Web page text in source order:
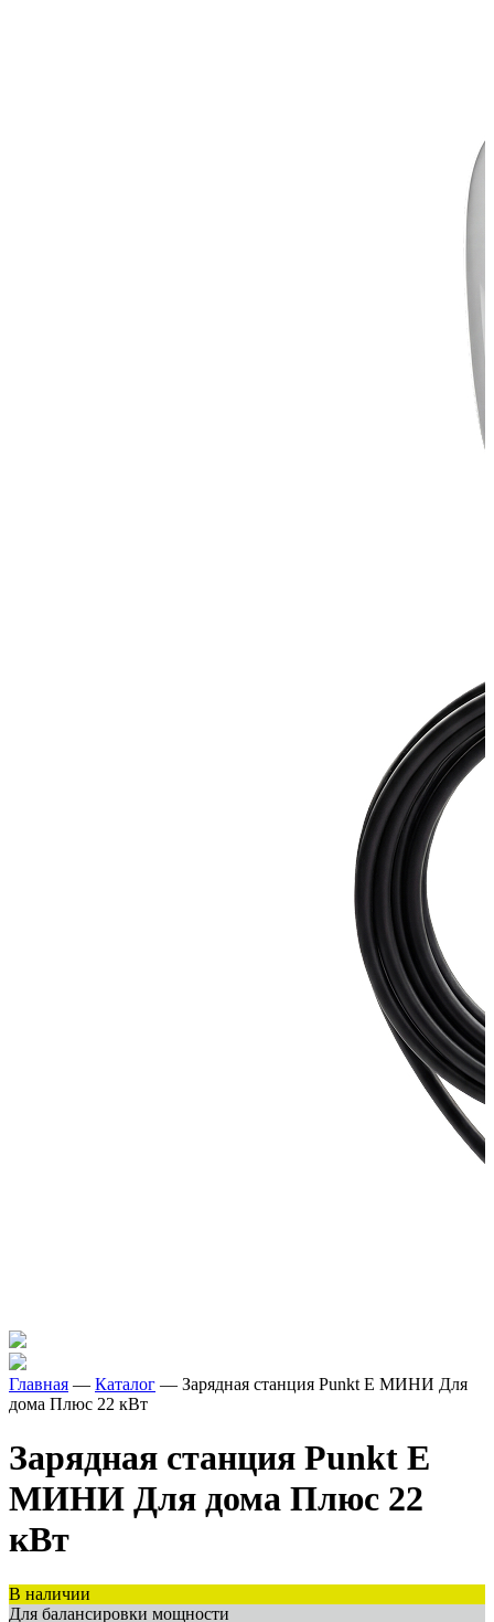
Главная — Каталог — Зарядная станция Punkt E МИНИ Для
дома Плюс 22 кВт
Зарядная станция Punkt E
МИНИ Для дома Плюс 22
кВт
В наличии
Для балансировки мощности